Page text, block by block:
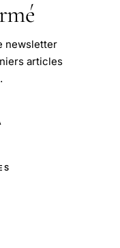
newsletter
articles